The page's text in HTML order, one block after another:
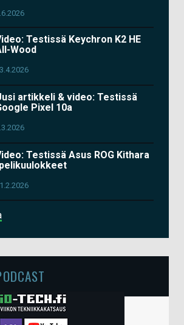
Testissä Keychron K2 HE
Wood
artikkeli & video: Testissä
Pixel 10a
Testissä Asus ROG Kithara